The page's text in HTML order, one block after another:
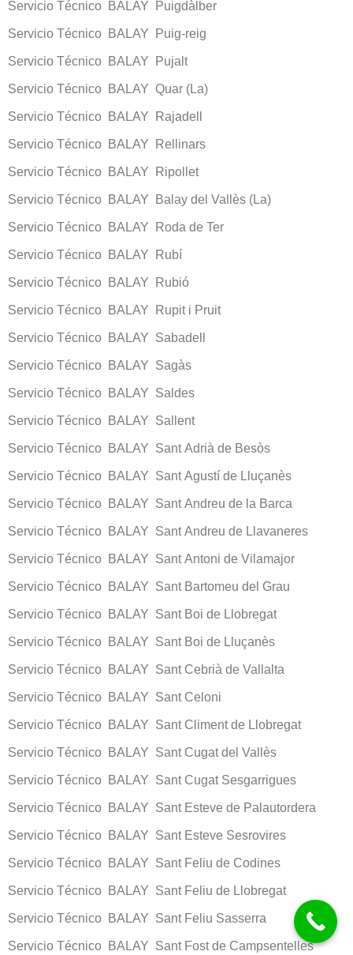
Servicio Técnico BALAY Puigdàlber
Servicio Técnico BALAY Puig-reig
Servicio Técnico BALAY Pujalt
Servicio Técnico BALAY Quar (La)
Servicio Técnico BALAY Rajadell
Servicio Técnico BALAY Rellinars
Servicio Técnico BALAY Ripollet
Servicio Técnico BALAY Balay del Vallès (La)
Servicio Técnico BALAY Roda de Ter
Servicio Técnico BALAY Rubí
Servicio Técnico BALAY Rubió
Servicio Técnico BALAY Rupit i Pruit
Servicio Técnico BALAY Sabadell
Servicio Técnico BALAY Sagàs
Servicio Técnico BALAY Saldes
Servicio Técnico BALAY Sallent
Servicio Técnico BALAY Sant Adrià de Besòs
Servicio Técnico BALAY Sant Agustí de Lluçanès
Servicio Técnico BALAY Sant Andreu de la Barca
Servicio Técnico BALAY Sant Andreu de Llavaneres
Servicio Técnico BALAY Sant Antoni de Vilamajor
Servicio Técnico BALAY Sant Bartomeu del Grau
Servicio Técnico BALAY Sant Boi de Llobregat
Servicio Técnico BALAY Sant Boi de Lluçanès
Servicio Técnico BALAY Sant Cebrià de Vallalta
Servicio Técnico BALAY Sant Celoni
Servicio Técnico BALAY Sant Climent de Llobregat
Servicio Técnico BALAY Sant Cugat del Vallès
Servicio Técnico BALAY Sant Cugat Sesgarrigues
Servicio Técnico BALAY Sant Esteve de Palautordera
Servicio Técnico BALAY Sant Esteve Sesrovires
Servicio Técnico BALAY Sant Feliu de Codines
Servicio Técnico BALAY Sant Feliu de Llobregat
Servicio Técnico BALAY Sant Feliu Sasserra
Servicio Técnico BALAY Sant Fost de Campsentelles